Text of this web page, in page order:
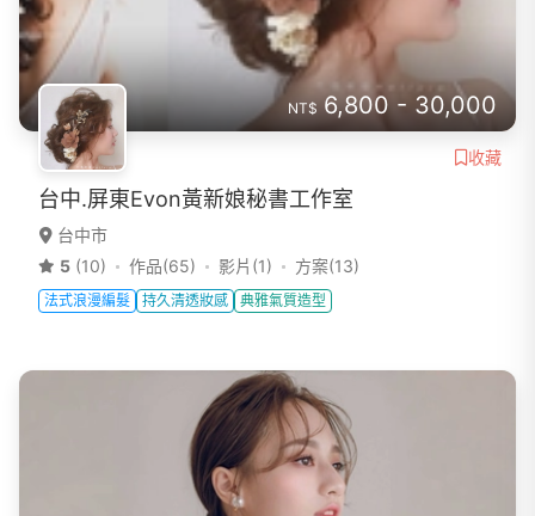
NT$ 6,800 - 30,000
收藏
台中.屏東Evon黃新娘秘書工作室
台中市
5 (10) 作品(65) 影片(1) 方案(13)
法式浪漫編髮 持久清透妝感 典雅氣質造型